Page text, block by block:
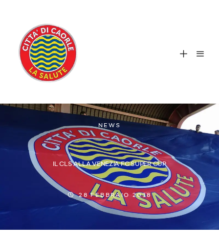
NEWS
IL CLS ALLA VENEZIA FC SUPER CUP
28 FEBBRAIO 2018